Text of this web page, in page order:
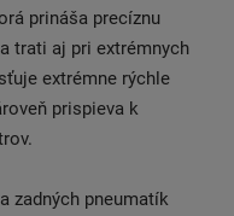
prináša precíznu
trati aj pri extrémnych
extrémne rýchle
prispieva k
zadných pneumatík